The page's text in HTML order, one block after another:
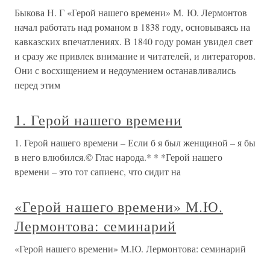
Быкова Н. Г «Герой нашего времени» М. Ю. Лермонтов
начал работать над романом в 1838 году, основываясь на
кавказских впечатлениях. В 1840 году роман увидел свет
и сразу же привлек внимание и читателей, и литераторов.
Они с восхищением и недоумением останавливались
перед этим
1. Герой нашего времени
1. Герой нашего времени – Если б я был женщиной – я бы
в него влюбился.© Глас народа.* * *Герой нашего
времени – это тот сапиенс, что сидит на
«Герой нашего времени» М.Ю.
Лермонтова: семинарий
«Герой нашего времени» М.Ю. Лермонтова: семинарий